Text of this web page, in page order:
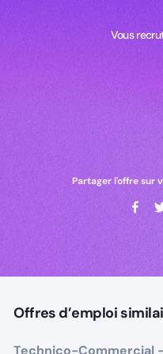
Vous
Vous recrutez ?
Partager l'offre sur
Offres d’emploi
Technico-Commercial